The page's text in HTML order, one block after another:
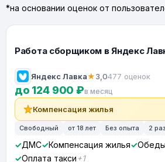
*на основании оценок от
Работа сборщиком в Яндекс
Яндекс Лавка★3,0477 оценок
до 124 900 ₽в месяц
Компенсация жилья
Свободный от 18 лет Без опыта 2
ДМС Компенсация жилья
Оплата такси +1